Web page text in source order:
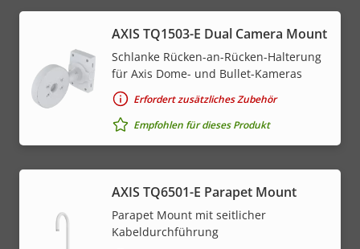
AXIS TQ1503-E Dual Camera Mount
Schlanke Rücken-an-Rücken-Halterung
für Axis Dome- und Bullet-Kameras
Erfordert zusätzliches Zubehör
Empfohlen für dieses Produkt
AXIS TQ6501-E Parapet Mount
Parapet Mount mit seitlicher
Kabeldurchführung